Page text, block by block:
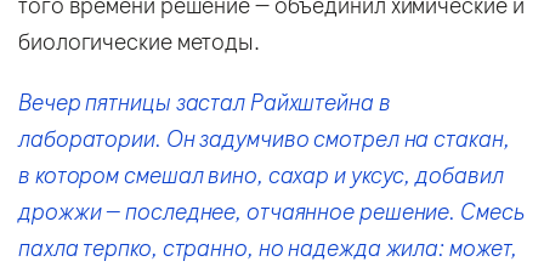
биологические методы.
Вечер пятницы застал Райхштейна в
лаборатории. Он задумчиво смотрел на стакан,
в котором смешал вино, сахар и уксус, добавил
дрожжи — последнее, отчаянное решение. Смесь
пахла терпко, странно, но надежда жила: может,